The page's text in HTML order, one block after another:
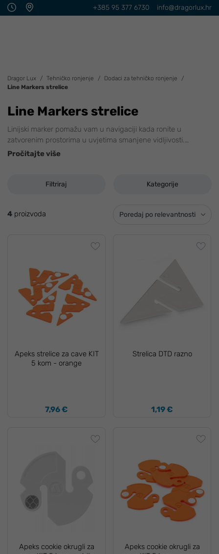
info@dragorlux.hr
+385 95 377 6730
Dragor Lux Tehničko ronjenje
Dodaci za tehničko ronjenje
Line Markers strelice
Line Markers strelice
Linijski marker pomažu vam u navigaciji kada ronite u
zatvorenim prostorima u uvjetima smanjene vidljivosti.…
Pročitajte više
Filtriraj Kategorije
4 proizvoda Poredaj po relevantnosti
Apeks strelice za cave KIT
5 kom - orange
7,96 €
Strelica DTD razno
1,19 €
Apeks cookie okrugli za
Apeks cookie okrugli za